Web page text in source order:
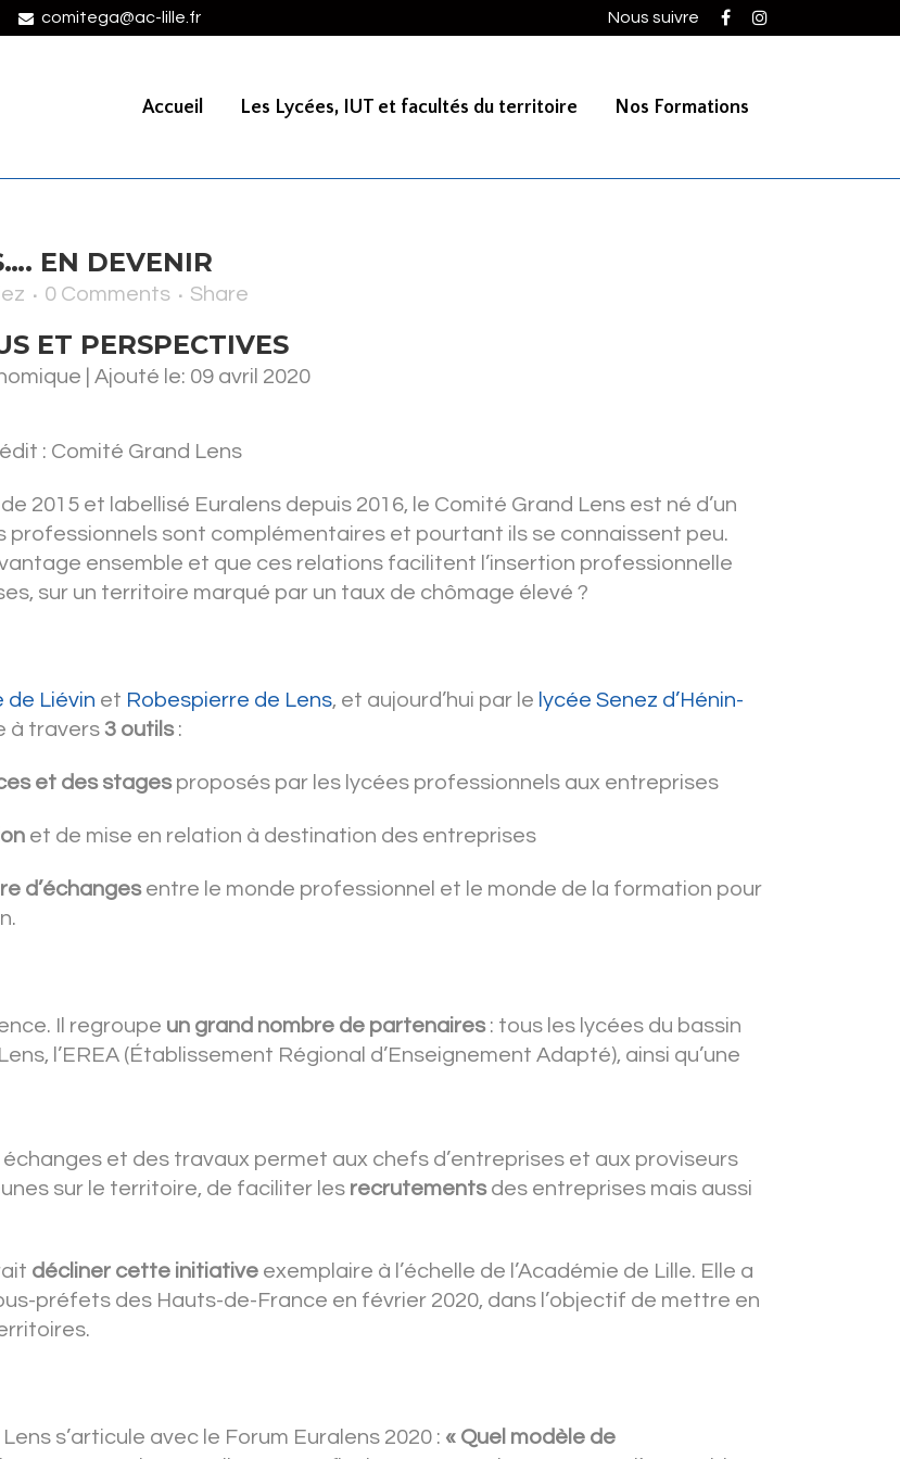
comitega@ac-lille.fr Nous suivre
Accueil Les Lycées, IUT et facultés du territoire Nos Formations
EN DEVENIR
0 Comments Share
ET PERSPECTIVES
| Ajouté le: 09 avril 2020
: Comité Grand Lens
2015 et labellisé Euralens depuis 2016, le Comité Grand Lens est né d’un
professionnels sont complémentaires et pourtant ils se connaissent peu.
ensemble et que ces relations facilitent l’insertion professionnelle
sur un territoire marqué par un taux de chômage élevé ?
de Liévin et Robespierre de Lens, et aujourd’hui par le lycée Senez d’Hénin-
à travers 3 outils:
et des stagesproposés par les lycées professionnels aux entreprises
et de mise en relation à destination des entreprises
d’échangesentre le monde professionnel et le monde de la formation pour
Il regroupe un grand nombre de partenaires: tous les lycées du bassin
l’EREA (Établissement Régional d’Enseignement Adapté), ainsi qu’une
et des travaux permet aux chefs d’entreprises et aux proviseurs
sur le territoire, de faciliter les recrutementsdes entreprises mais aussi
décliner cette initiative exemplaire à l’échelle de l’Académie de Lille. Elle a
préfets des Hauts-de-France en février 2020, dans l’objectif de mettre en
s’articule avec le Forum Euralens 2020 : « Quel modèle de